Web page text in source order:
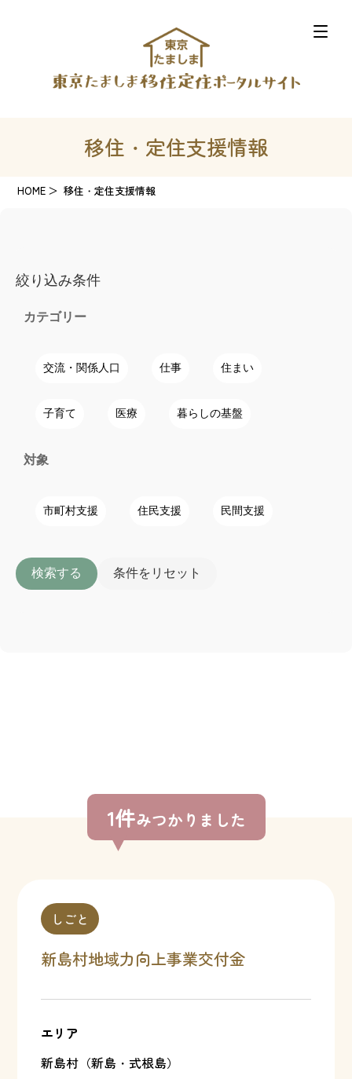
移住・定住支援情報
HOME 移住・定住支援情報
絞り込み条件
カテゴリー
交流・関係人口 仕事 住まい
子育て 医療 暮らしの基盤
対象
市町村支援 住民支援 民間支援
検索する 条件をリセット
1件みつかりました
しごと
新島村地域力向上事業交付金
エリア
新島村（新島・式根島）